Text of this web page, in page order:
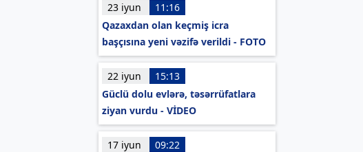
23 iyun
11:16
Qazaxdan olan keçmiş icra
başçısına yeni vəzifə verildi - FOTO
22 iyun
15:13
Güclü dolu evlərə, təsərrüfatlara
ziyan vurdu - VİDEO
17 iyun
09:22